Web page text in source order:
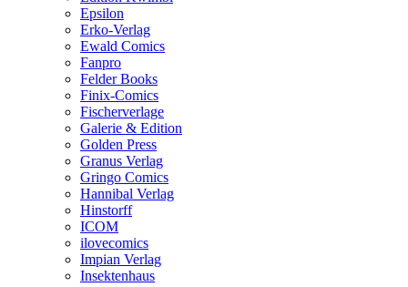
Epsilon
Erko-Verlag
Ewald Comics
Fanpro
Felder Books
Finix-Comics
Fischerverlage
Galerie & Edition
Golden Press
Granus Verlag
Gringo Comics
Hannibal Verlag
Hinstorff
ICOM
ilovecomics
Impian Verlag
Insektenhaus